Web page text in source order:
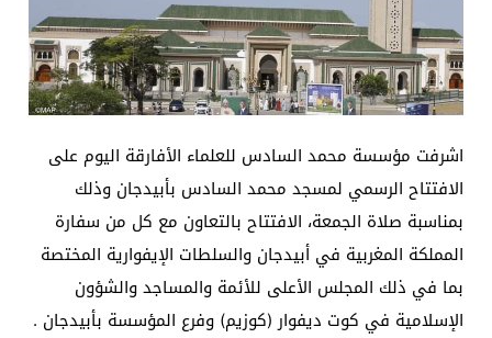
اشرفت مؤسسة محمد السادس للعلماء الأفارقة‬⁩ اليوم على
الافتتاح الرسمي لمسجد محمد السادس بأبيدجان وذلك
بمناسبة صلاة الجمعة، الافتتاح بالتعاون مع كل من سفارة
المملكة المغربية في أبيدجان والسلطات الإيفوارية المختصة
بما في ذلك المجلس الأعلى للأئمة والمساجد والشؤون
الإسلامية في كوت ديفوار (كوزيم) وفرع المؤسسة بأبيدجان .